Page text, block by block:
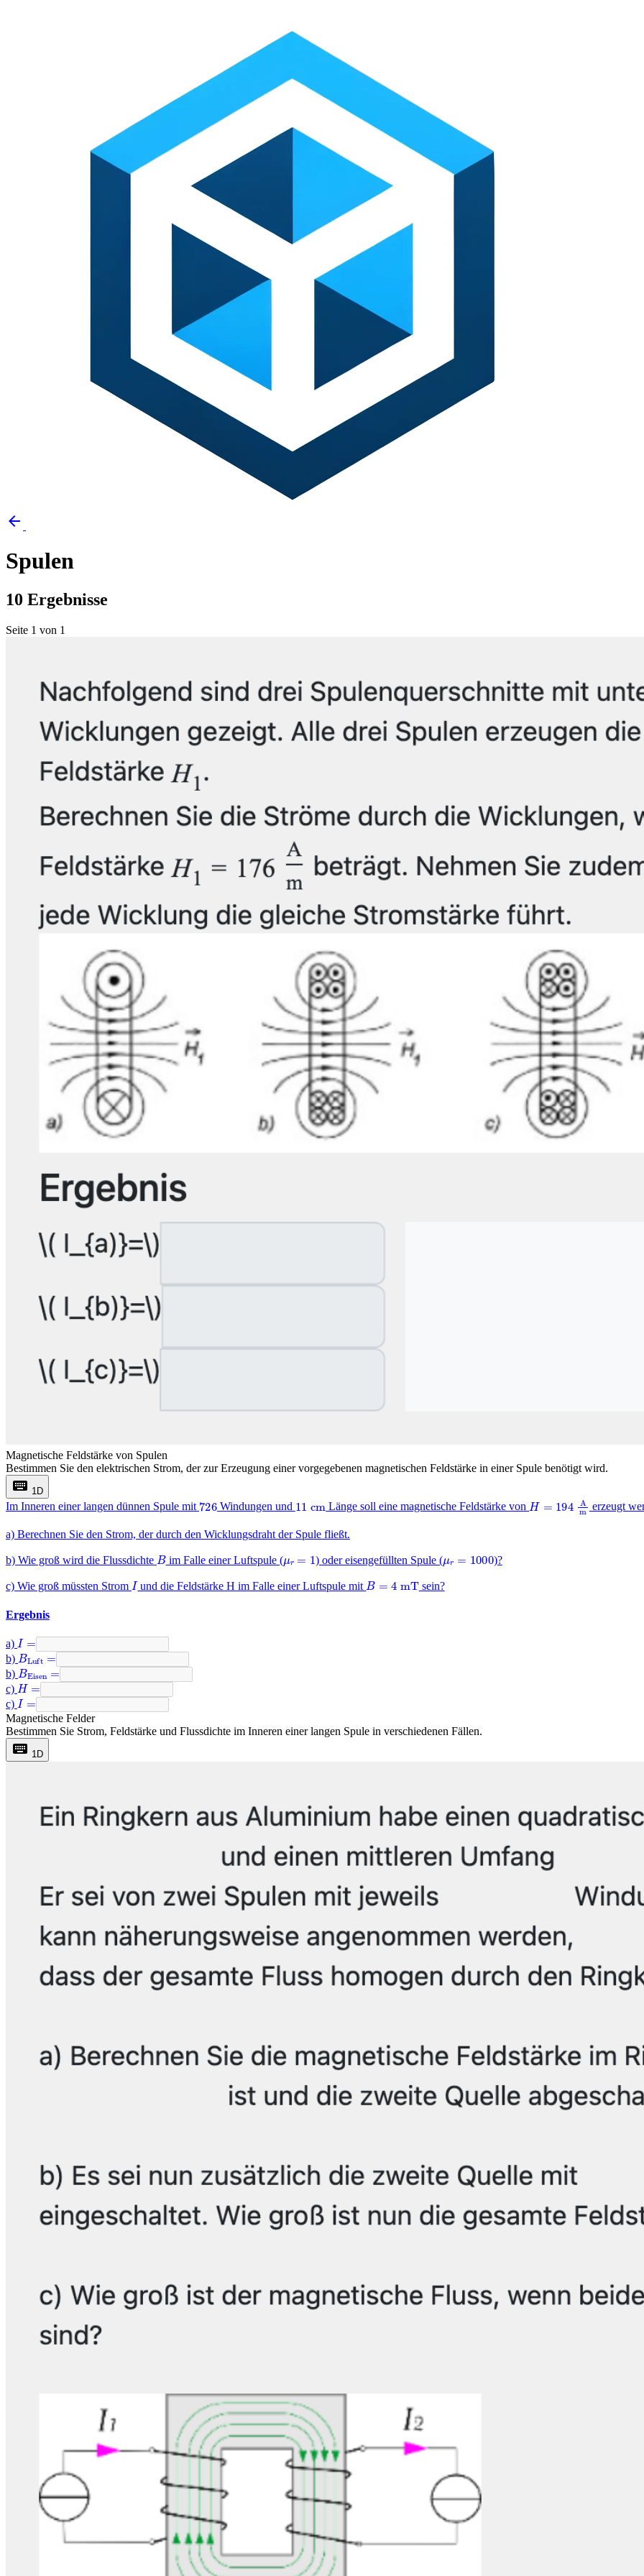
arrow_back
Spulen
10 Ergebnisse
Seite 1 von 1
Magnetische Feldstärke von Spulen
Bestimmen Sie den elektrischen Strom, der zur Erzeugung einer vorgegebenen magnetischen Feldstärke in einer Spule benötigt wird.
keyboard 1D
Im Inneren einer langen dünnen Spule mit 726Windungen und 11 Länge soll eine magnetische Feldstärke von H= 194A m erzeugt
a) Berechnen Sie den Strom, der durch den Wicklungsdraht der Spule fließt.
b) Wie groß wird die Flussdichte Bim Falle einer Luftspule (μ ) oder eisengefüllten Spule ( 1000 )?
c) Wie groß müssten Strom Iund die Feldstärke H im Falle einer Luftspule mit B= m sein?
Ergebnis
a) I=
b) BLuft=
b) BEisen =
c) H=
c) I=
Magnetische Felder
Bestimmen Sie Strom, Feldstärke und Flussdichte im Inneren einer langen Spule in verschiedenen Fällen.
keyboard 1D